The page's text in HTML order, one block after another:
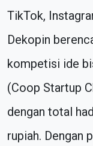
TikTok,
Dekopin
kompetisi ide
(Coop Startup
dengan total
rupiah. Dengan